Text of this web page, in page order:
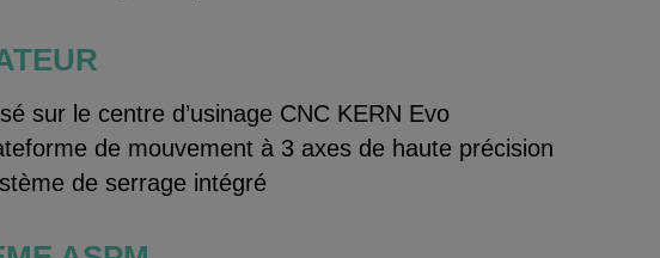
sur le centre d’usinage CNC KERN Evo
de mouvement à 3 axes de haute précision
de serrage intégré